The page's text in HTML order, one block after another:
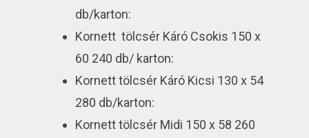
db/karton:
Kornett tölcsér Káró Csokis 150 x
60 240 db/ karton:
Kornett tölcsér Káró Kicsi 130 x 54
280 db/karton:
Kornett tölcsér Midi 150 x 58 260